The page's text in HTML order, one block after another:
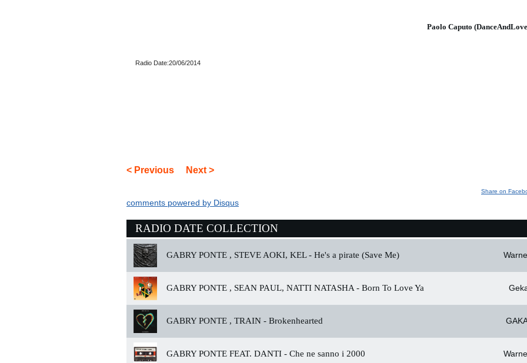
Paolo Caputo
Radio Date:20/06/2014
< Previous Next >
Share on
comments powered by Disqus
RADIO DATE COLLECTION
GABRY PONTE , STEVE AOKI, KEL - He's a pirate (Save Me)
GABRY PONTE , SEAN PAUL, NATTI NATASHA - Born To Love Ya
GABRY PONTE , TRAIN - Brokenhearted
GABRY PONTE FEAT. DANTI - Che ne sanno i 2000